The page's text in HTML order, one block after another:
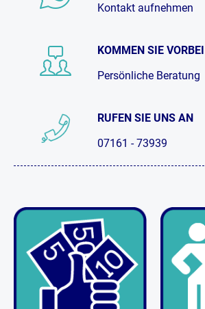
Kontakt aufnehmen
KOMMEN SIE VORBEI
Persönliche Beratung
RUFEN SIE UNS AN
07161 - 73939